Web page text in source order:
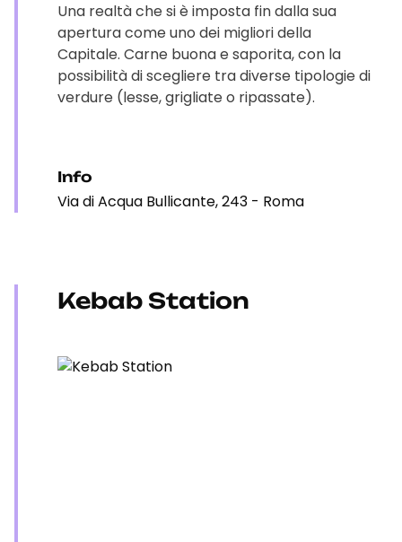
Una realtà che si è imposta fin dalla sua
apertura come uno dei migliori della
Capitale. Carne buona e saporita, con la
possibilità di scegliere tra diverse tipologie di
verdure (lesse, grigliate o ripassate).
Info
Via di Acqua Bullicante, 243 - Roma
Kebab Station